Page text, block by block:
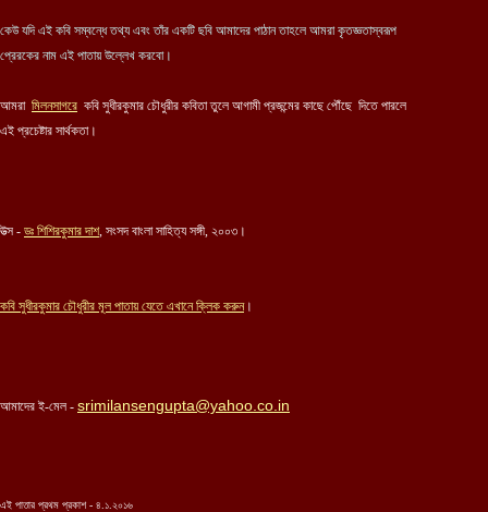
কেউ যদি এই কবি সম্বন্ধে তথ্য এবং তাঁর একটি ছবি আমাদের পাঠান তাহলে আমরা কৃতজ্ঞতাস্বরূপ
প্রেরকের নাম এই পাতায় উল্লেখ করবো।
আমরা মিলনসাগরে কবি সুধীরকুমার চৌধুরীর কবিতা তুলে আগামী প্রজন্মের কাছে পৌঁছে দিতে পারলে
এই প্রচেষ্টার সার্থকতা।
উত্স - ডঃ শিশিরকুমার দাশ, সংসদ বাংলা সাহিত্য সঙ্গী, ২০০৩।
কবি সুধীরকুমার চৌধুরীর মূল পাতায় যেতে এখানে ক্লিক করুন।
আমাদের ই-মেল - srimilansengupta@yahoo.co.in
এই পাতার প্রথম প্রকাশ - ৪.১.২০১৬